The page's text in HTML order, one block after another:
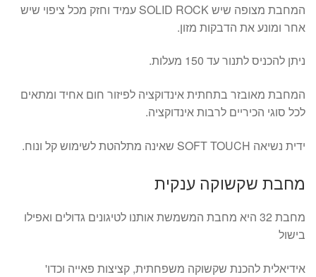
המחבת מצופה שיש SOLID ROCK עמיד וחזק מכל ציפוי שיש
אחר ומונע את הדבקות מזון.
ניתן להכניס לתנור עד 150 מעלות.
המחבת מאובזר בתחתית אינדוקציה לפיזור חום אחיד ומתאים
לכל סוגי הכיריים לרבות אינדוקציה.
ידית נשיאה SOFT TOUCH שאינה מתלהטת לשימוש קל ונוח.
מחבת שקשוקה ענקית
מחבת 32 היא מחבת המשמשת אותנו לטיגונים גדולים ואפילו
בישול
אידיאלית להכנת שקשוקה משפחתית, קציצות פאייה וכדו'